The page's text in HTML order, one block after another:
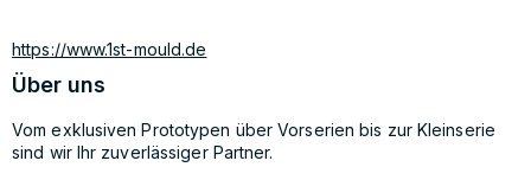
https://www.1st-mould.de
Über uns
Vom exklusiven Prototypen über Vorserien bis zur Kleinserie
sind wir Ihr zuverlässiger Partner.